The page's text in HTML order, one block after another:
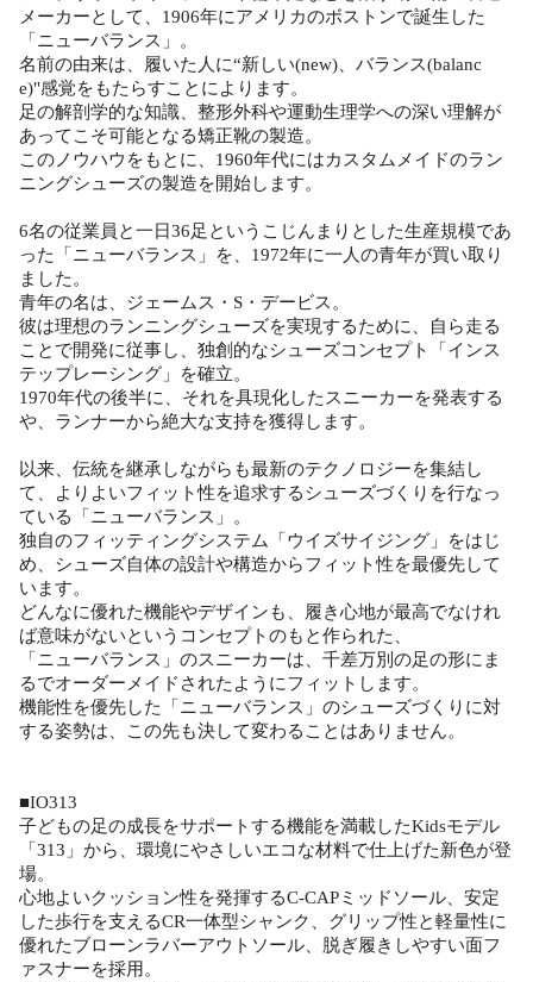
メーカーとして、1906年にアメリカのボストンで誕生した
「ニューバランス」。
名前の由来は、履いた人に“新しい(new)、バランス(balanc
e)"感覚をもたらすことによります。
足の解剖学的な知識、整形外科や運動生理学への深い理解が
あってこそ可能となる矯正靴の製造。
このノウハウをもとに、1960年代にはカスタムメイドのラン
ニングシューズの製造を開始します。
6名の従業員と一日36足というこじんまりとした生産規模であ
った「ニューバランス」を、1972年に一人の青年が買い取り
ました。
青年の名は、ジェームス・S・デービス。
彼は理想のランニングシューズを実現するために、自ら走る
ことで開発に従事し、独創的なシューズコンセプト「インス
テップレーシング」を確立。
1970年代の後半に、それを具現化したスニーカーを発表する
や、ランナーから絶大な支持を獲得します。
以来、伝統を継承しながらも最新のテクノロジーを集結し
て、よりよいフィット性を追求するシューズづくりを行なっ
ている「ニューバランス」。
独自のフィッティングシステム「ウイズサイジング」をはじ
め、シューズ自体の設計や構造からフィット性を最優先して
います。
どんなに優れた機能やデザインも、履き心地が最高でなけれ
ば意味がないというコンセプトのもと作られた、
「ニューバランス」のスニーカーは、千差万別の足の形にま
るでオーダーメイドされたようにフィットします。
機能性を優先した「ニューバランス」のシューズづくりに対
する姿勢は、この先も決して変わることはありません。
■IO313
子どもの足の成長をサポートする機能を満載したKidsモデル
「313」から、環境にやさしいエコな材料で仕上げた新色が登
場。
心地よいクッション性を発揮するC-CAPミッドソール、安定
した歩行を支えるCR一体型シャンク、グリップ性と軽量性に
優れたブローンラバーアウトソール、脱ぎ履きしやすい面フ
ァスナーを採用。